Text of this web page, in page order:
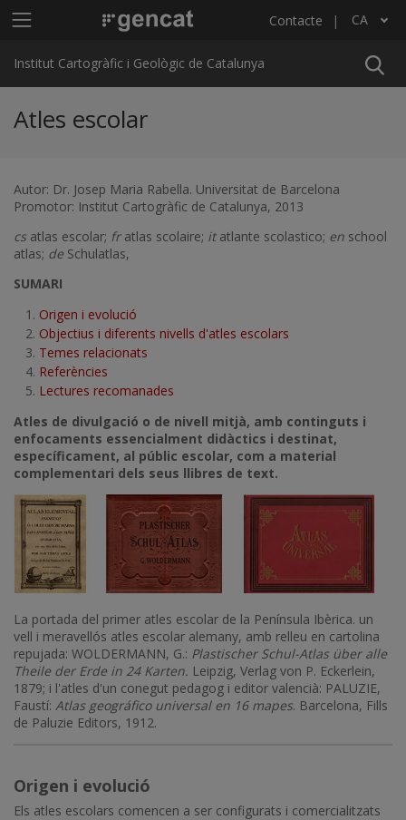
Menú principal ICGC Contacte CA
Llista les accions addicionals
Institut Cartogràfic i Geològic de Catalunya
Atles escolar
Autor: Dr. Josep Maria Rabella. Universitat de Barcelona
Promotor: Institut Cartogràfic de Catalunya, 2013
cs atlas escolar; fratlas scolaire; it atlante scolastico; en school
atlas; de Schulatlas,
SUMARI
Origen i evolució
Objectius i diferents nivells d'atles escolars
Temes relacionats
Referències
Lectures recomanades
Atles de divulgació o de nivell mitjà, amb continguts i
enfocaments essencialment didàctics i destinat,
específicament, al públic escolar, com a material
complementari dels seus llibres de text.
La portada del primer atles escolar de la Península Ibèrica. un
vell i meravellós atles escolar alemany, amb relleu en cartolina
repujada: WOLDERMANN, G.: Plastischer Schul-Atlas über alle
Theile der Erde in 24 Karten. Leipzig, Verlag von P. Eckerlein,
1879; i l'atles d'un conegut pedagog i editor valencià: PALUZIE,
Faustí: Atlas geográfico universal en 16 mapes. Barcelona, Fills
de Paluzie Editors, 1912.
Origen i evolució
Els atles escolars comencen a ser configurats i comercialitzats